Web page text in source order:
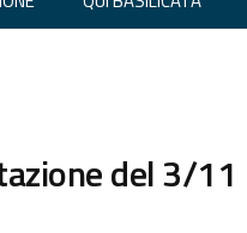
del 3/11